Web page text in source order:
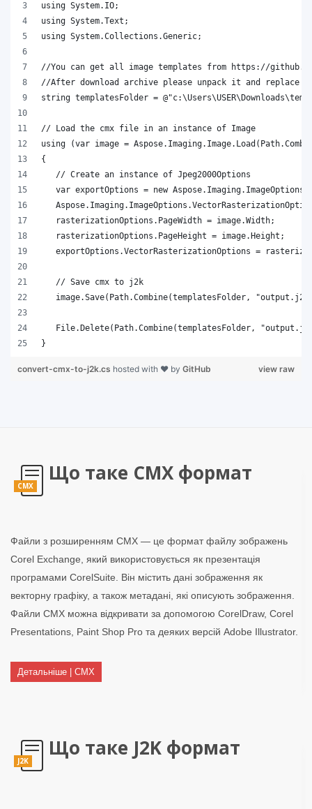
}
view raw
convert-cmx-to-j2k.cs hosted with ❤ by GitHub
CMX
Що таке CMX формат
Файли з розширенням CMX — це формат файлу зображень
Corel Exchange, який використовується як презентація
програмами CorelSuite. Він містить дані зображення як
векторну графіку, а також метадані, які описують зображення.
Файли CMX можна відкривати за допомогою CorelDraw, Corel
Presentations, Paint Shop Pro та деяких версій Adobe Illustrator.
Детальніше | CMX
J2K
Що таке J2K формат